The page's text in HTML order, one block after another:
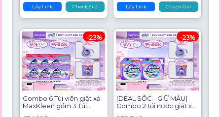
Lấy Link Check Giá Lấy Link Check Giá
Combo 6 Túi viên giặt xả
MaxKleen gồm 3 Túi
hương Nước Hoa Huyền
-23%
[DEAL SỐC - GIỮ MÀU]
Combo 2 túi nước giặt xả
-23%